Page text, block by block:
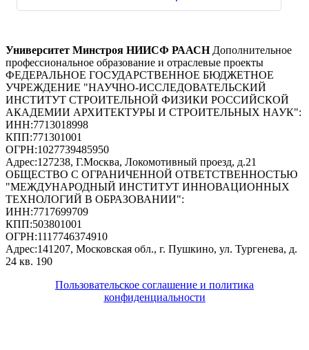
Университет Минстроя НИИСФ РААСН Дополнительное
профессиональное образование и отраслевые проекты
ФЕДЕРАЛЬНОЕ ГОСУДАРСТВЕННОЕ БЮДЖЕТНОЕ
УЧРЕЖДЕНИЕ "НАУЧНО-ИССЛЕДОВАТЕЛЬСКИЙ
ИНСТИТУТ СТРОИТЕЛЬНОЙ ФИЗИКИ РОССИЙСКОЙ
АКАДЕМИИ АРХИТЕКТУРЫ И СТРОИТЕЛЬНЫХ НАУК":
ИНН:7713018998
КПП:771301001
ОГРН:1027739485950
Адрес:127238, Г.Москва, Локомотивный проезд, д.21
ОБЩЕСТВО С ОГРАНИЧЕННОЙ ОТВЕТСТВЕННОСТЬЮ
"МЕЖДУНАРОДНЫЙ ИНСТИТУТ ИННОВАЦИОННЫХ
ТЕХНОЛОГИЙ В ОБРАЗОВАНИИ":
ИНН:7717699709
КПП:503801001
ОГРН:1117746374910
Адрес:141207, Московская обл., г. Пушкино, ул. Тургенева, д.
24 кв. 190
Пользовательское соглашение и политика
конфиденциальности